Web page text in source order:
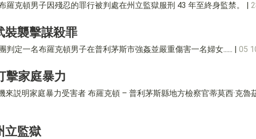
羅克頓男子因殘忍的罪行被判處在州立監獄服刑 43 年至終身監禁。 |
裝襲擊謀殺罪
定一名布羅克頓男子在普利茅斯市強姦並嚴重傷害一名婦女...... | 05
擊家庭暴力
説明家庭暴力受害者 布羅克頓 – 普利茅斯縣地方檢察官蒂莫西·克魯
立監獄